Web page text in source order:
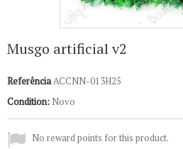
Musgo artificial v2
ReferênciaACCNN-013H25
Condition: Novo
No reward points for this product.